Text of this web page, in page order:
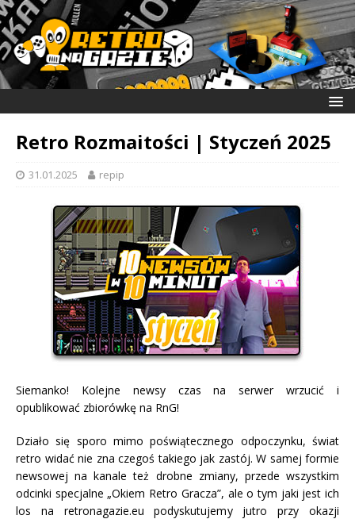
Retro Rozmaitości | Styczeń 2025
31.01.2025 repip
Siemanko! Kolejne newsy czas na serwer wrzucić i
opublikować zbiorówkę na RnG!
Działo się sporo mimo poświątecznego odpoczynku, świat
retro widać nie zna czegoś takiego jak zastój. W samej formie
newsowej na kanale też drobne zmiany, przede wszystkim
odcinki specjalne „Okiem Retro Gracza”, ale o tym jaki jest ich
los na retronagazie.eu podyskutujemy jutro przy okazji